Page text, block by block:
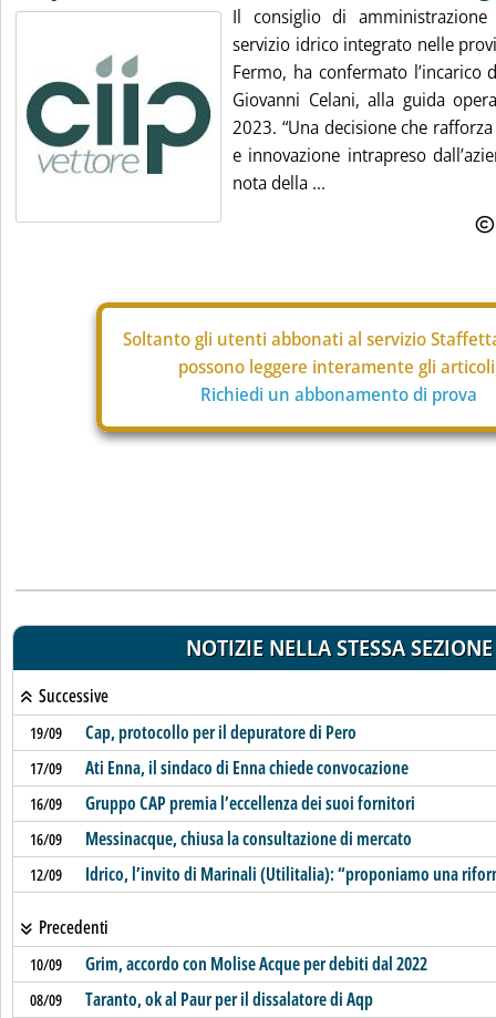
Il consiglio di
servizio idrico integrato nelle
Fermo, ha confermato l’incarico
Giovanni Celani, alla guida
2023. “Una decisione che
e innovazione intrapreso
nota della ...
Soltanto gli utenti abbonati al servizio
possono leggere interamente gli
Richiedi un abbonamento di prova
NOTIZIE NELLA STESSA SEZIONE
Successive
19/09 Cap, protocollo per il depuratore di Pero
17/09 Ati Enna, il sindaco di Enna chiede convocazione
16/09 Gruppo CAP premia l’eccellenza dei suoi fornitori
16/09 Messinacque, chiusa la consultazione di mercato
12/09 Idrico, l’invito di Marinali (Utilitalia): “proponiamo una
Precedenti
10/09 Grim, accordo con Molise Acque per debiti dal 2022
08/09 Taranto, ok al Paur per il dissalatore di Aqp